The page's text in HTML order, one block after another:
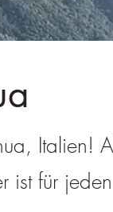
Italien!
ist für